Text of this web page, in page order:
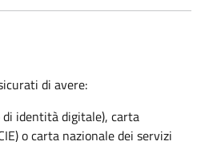
di avere:
di identità digitale), carta
o carta nazionale dei servizi